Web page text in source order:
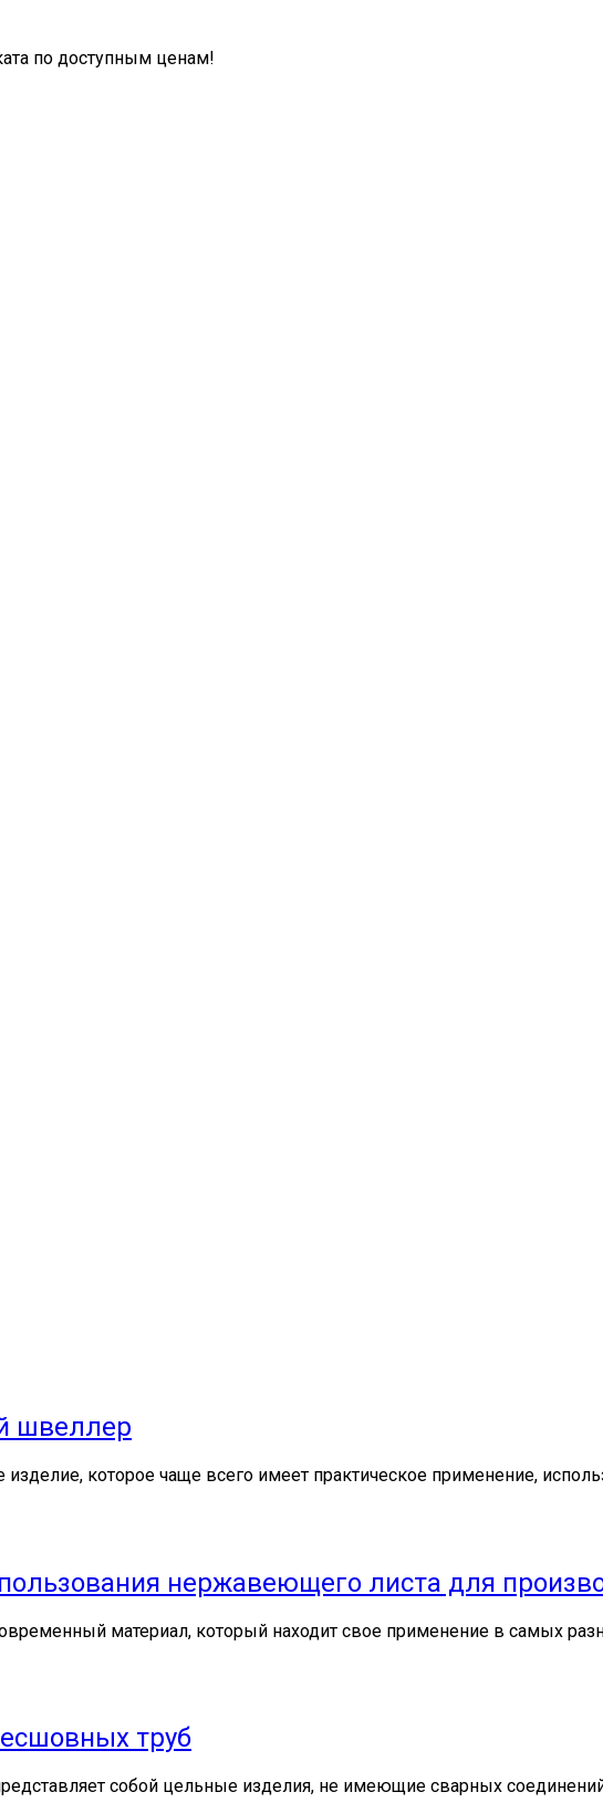
по доступным ценам!
швеллер
которое чаще всего имеет практическое применение,
нержавеющего листа для
материал, который находит свое применение в самых
труб
собой цельные изделия, не имеющие сварных